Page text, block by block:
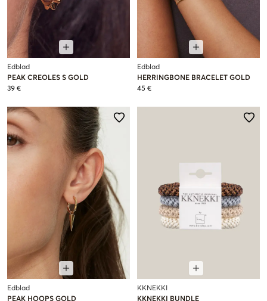
Edblad
PEAK CREOLES S GOLD
39 €
Edblad
HERRINGBONE BRACELET GOLD
45 €
Edblad
PEAK HOOPS GOLD
KKNEKKI
KKNEKKI BUNDLE